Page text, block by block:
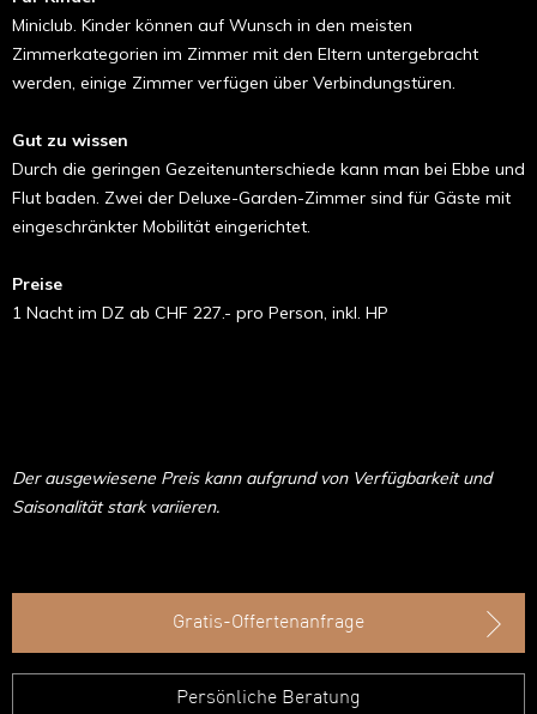
Miniclub. Kinder können auf Wunsch in den meisten
Zimmerkategorien im Zimmer mit den Eltern untergebracht
werden, einige Zimmer verfügen über Verbindungstüren.
Gut zu wissen
Durch die geringen Gezeitenunterschiede kann man bei Ebbe und
Flut baden. Zwei der Deluxe-Garden-Zimmer sind für Gäste mit
eingeschränkter Mobilität eingerichtet.
Preise
1 Nacht im DZ ab CHF 227.- pro Person, inkl. HP
Der ausgewiesene Preis kann aufgrund von Verfügbarkeit und
Saisonalität stark variieren.
Gratis-Offertenanfrage
Persönliche Beratung